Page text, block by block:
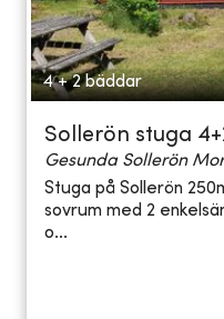
4 + 2 bäddar
Sollerön stuga
Gesunda Sollerön
Stuga på Sollerön
sovrum med 2
o...